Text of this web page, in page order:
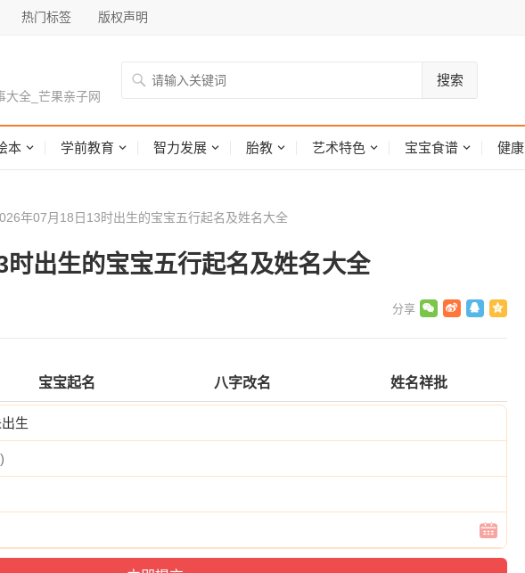
热门标签 版权声明
大全_芒果亲子网
搜索
本 学前教育 智力发展 胎教 艺术特色 宝宝食谱 健康
年07月18日13时出生的宝宝五行起名及姓名大全
出生的宝宝五行起名及姓名大全
宝宝起名 八字改名 姓名祥批
生